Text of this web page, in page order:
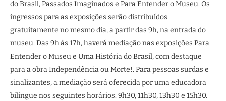
do Brasil, Passados Imaginados e Para Entender o Museu. Os
ingressos para as exposições serão distribuídos
gratuitamente no mesmo dia, a partir das 9h, na entrada do
museu. Das 9h às 17h, haverá mediação nas exposições Para
Entender o Museu e Uma História do Brasil, com destaque
para a obra Independência ou Morte!. Para pessoas surdas e
sinalizantes, a mediação será oferecida por uma educadora
bilíngue nos seguintes horários: 9h30, 11h30, 13h30 e 15h30.